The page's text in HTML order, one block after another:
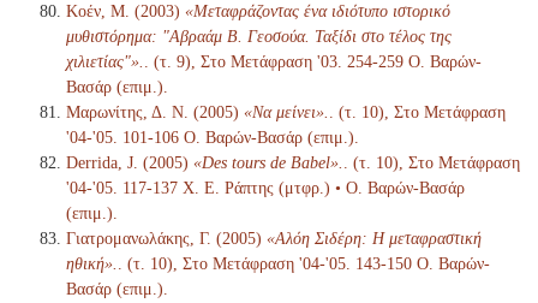
Κοέν, Μ. (2003) «Μεταφράζοντας ένα ιδιότυπο ιστορικό
μυθιστόρημα: "Αβραάμ Β. Γεοσούα. Ταξίδι στο τέλος της
χιλιετίας"».
. (τ. 9), Στο Μετάφραση '03. 254-259 Ο. Βαρών-
Βασάρ (επιμ.).
Μαρωνίτης, Δ. Ν. (2005) «Να μείνει».
. (τ. 10), Στο Μετάφραση
'04-'05. 101-106 Ο. Βαρών-Βασάρ (επιμ.).
Derrida, J. (2005) «Des tours de Babel».
. (τ. 10), Στο Μετάφραση
'04-'05. 117-137 Χ. Ε. Ράπτης (μτφρ.) • Ο. Βαρών-Βασάρ
(επιμ.).
Γιατρομανωλάκης, Γ. (2005) «Αλόη Σιδέρη: Η μεταφραστική
ηθική».
. (τ. 10), Στο Μετάφραση '04-'05. 143-150 Ο. Βαρών-
Βασάρ (επιμ.).